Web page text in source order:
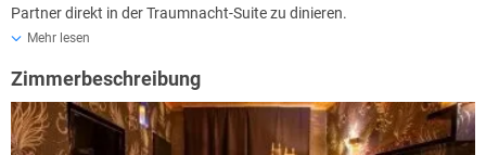
Partner direkt in der Traumnacht-Suite zu dinieren.
Somit brauchen Sie die Suite nicht mehr zu verlassen und stimmen
Traum(nacht)- Abend ein. Das Dinner wird von einer herrlichen
Flasche Wein abgerundet. Aternativ dazu wird das ausgefallene
Traumnacht-Dinner mit einer Flasche Weißwein mit Tapas und
Mehr lesen
Zimmerbeschreibung